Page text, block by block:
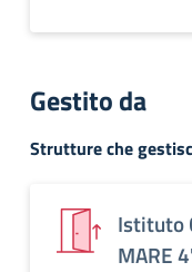
Gestito da
Strutture che
Istituto
MARE